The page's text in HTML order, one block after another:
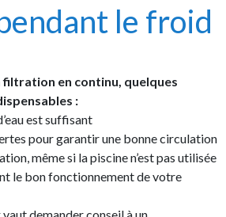
le froid
filtration en continu, quelques
:
est suffisant
pour garantir une bonne circulation
même si la piscine n’est pas utilisée
le bon fonctionnement de votre